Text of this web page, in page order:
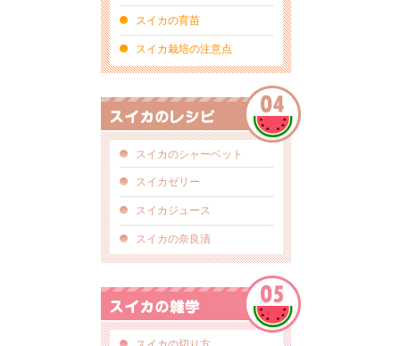
スイカの育苗
スイカ栽培の注意点
スイカのレシピ
スイカのシャーベット
スイカゼリー
スイカジュース
スイカの奈良漬
スイカの雑学